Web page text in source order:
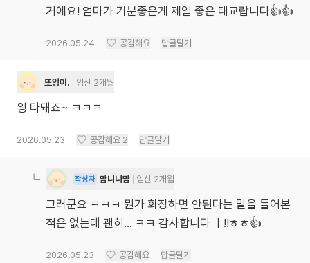
거에요! 엄마가 기분좋은게 제일 좋은 태교랍니다👍👍
2026.05.24 공감해요 답글달기
또잉이. 임신 2개월
읭 다돼죠~ ㅋㅋㅋ
2026.05.23 공감해요 2 답글달기
작성자 맘니니맘 임신 2개월
그러쿤요 ㅋㅋㅋ 뭔가 화장하면 안된다는 말을 들어본
적은 없는데 괜히... ㅋㅋ 감사합니다 ㅣ!!ㅎㅎ👍
2026.05.23 공감해요 답글달기